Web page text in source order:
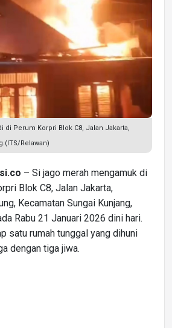
di Perum Korpri Blok C8, Jalan Jakarta,
Relawan)
– Si jago merah mengamuk di
Blok C8, Jalan Jakarta,
Kecamatan Sungai Kunjang,
Rabu 21 Januari 2026 dini hari.
satu rumah tunggal yang dihuni
dengan tiga jiwa.